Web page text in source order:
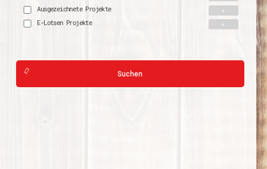
Ausgezeichnete Projekte
E-Lotsen Projekte
Suchen